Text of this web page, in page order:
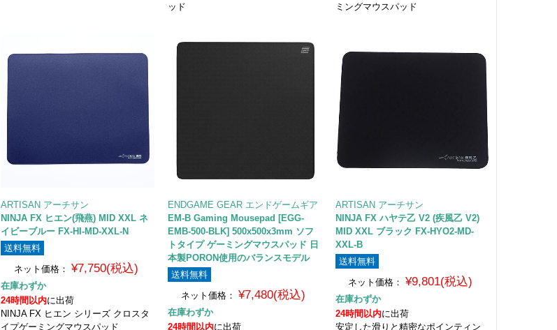
ッド
ミングマウスパッド
ARTISAN アーチサン
NINJA FX ヒエン(飛燕) MID XXL ネ
イビーブルー FX-HI-MD-XXL-N
送料無料
ネット価格： ¥7,750(税込)
在庫わずか
24時間以内に出荷
NINJA FX ヒエン シリーズ クロスタ
イプゲーミングマウスパッド
ENDGAME GEAR エンドゲームギア
EM-B Gaming Mousepad [EGG-
EMB-500-BLK] 500x500x3mm ソフ
トタイプ ゲーミングマウスパッド 日
本製PORON使用のバランスモデル
送料無料
ネット価格：
¥7,480(税込)
在庫わずか
24時間以内に出荷
ARTISAN アーチサン
NINJA FX ハヤテ乙 V2 (疾風乙 V2)
MID XXL ブラック FX-HYO2-MD-
XXL-B
送料無料
ネット価格：
¥9,801(税込)
在庫わずか
24時間以内に出荷
安定した滑りと精密なポインティン